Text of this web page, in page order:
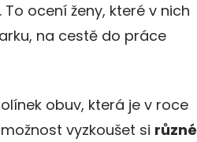
. To ocení ženy, které v nich
na cestě do práce
obuv, která je v roce
vyzkoušet si různé